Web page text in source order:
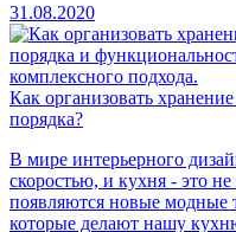
31.08.2020
Как организовать
порядка?
В мире интерьерного
скоростью, и кухня - это
появляются новые
которые делают нашу